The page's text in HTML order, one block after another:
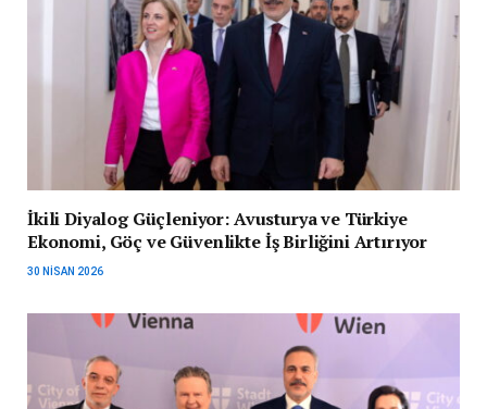
İkili Diyalog Güçleniyor: Avusturya ve Türkiye
Ekonomi, Göç ve Güvenlikte İş Birliğini Artırıyor
30 NISAN 2026